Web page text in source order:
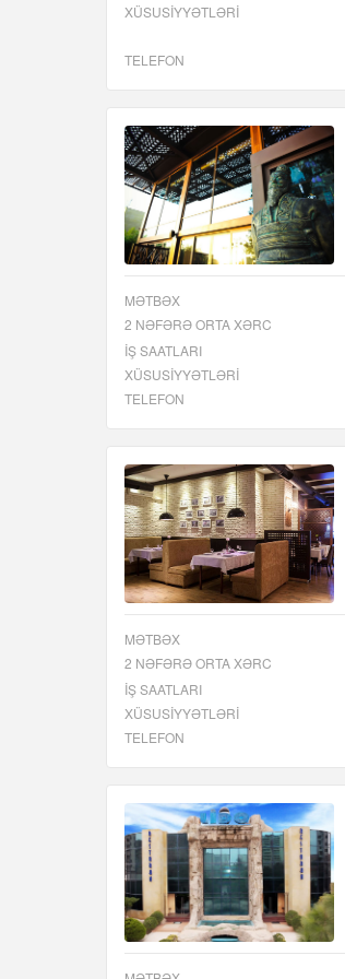
XÜSUSIYYƏTLƏRI
TELEFON
MƏTBƏX
2 NƏFƏRƏ ORTA XƏRC
İŞ SAATLARI
XÜSUSIYYƏTLƏRI
TELEFON
MƏTBƏX
2 NƏFƏRƏ ORTA XƏRC
İŞ SAATLARI
XÜSUSIYYƏTLƏRI
TELEFON